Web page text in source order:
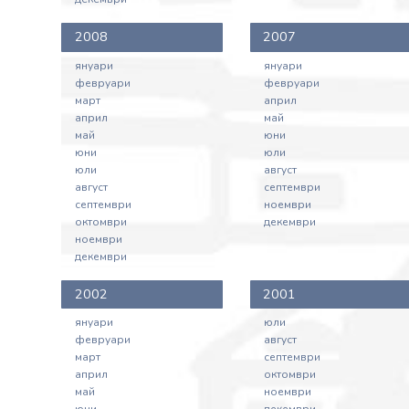
2008
януари
февруари
март
април
май
юни
юли
август
септември
октомври
ноември
декември
2007
януари
февруари
април
май
юни
юли
август
септември
ноември
декември
2002
януари
февруари
март
април
май
2001
юли
август
септември
октомври
ноември